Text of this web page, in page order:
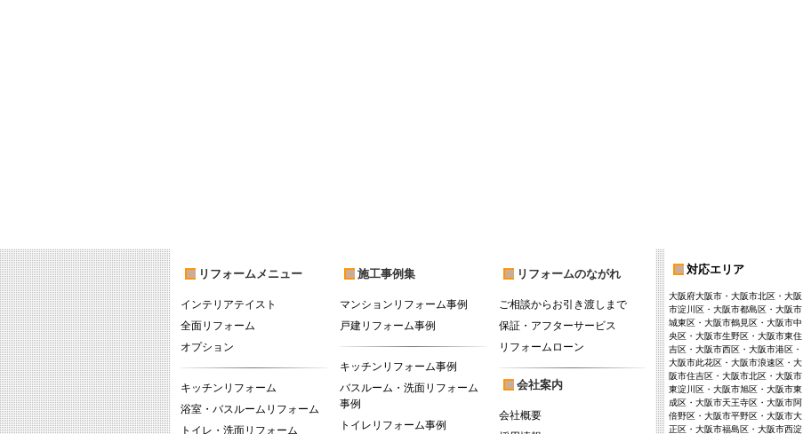
リフォームメニュー
インテリアテイスト
全面リフォーム
オプション
キッチンリフォーム
浴室・バスルームリフォーム
トイレ・洗面リフォーム
施工事例集
マンションリフォーム事例
戸建リフォーム事例
キッチンリフォーム事例
バスルーム・洗面リフォーム
事例
トイレリフォーム事例
リフォームのながれ
ご相談からお引き渡しまで
保証・アフターサービス
リフォームローン
会社案内
会社概要
対応エリア
大阪府大阪市・大阪市北区・大阪
市淀川区・大阪市都島区・大阪市
城東区・大阪市鶴見区・大阪市中
央区・大阪市生野区・大阪市東住
吉区・大阪市西区・大阪市港区・
大阪市此花区・大阪市浪速区・大
阪市住吉区・大阪市北区・大阪市
東淀川区・大阪市旭区・大阪市東
成区・大阪市天王寺区・大阪市阿
倍野区・大阪市平野区・大阪市大
正区・大阪市福島区・大阪市西淀